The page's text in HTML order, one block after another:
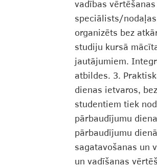
vadības
speciālists/
organizēts bez
studiju kursā
jautājumiem.
atbildes. 3.
dienas ietvaros,
studentiem tiek
pārbaudījumu
pārbaudījumu
sagatavošanas un
un vadīšanas